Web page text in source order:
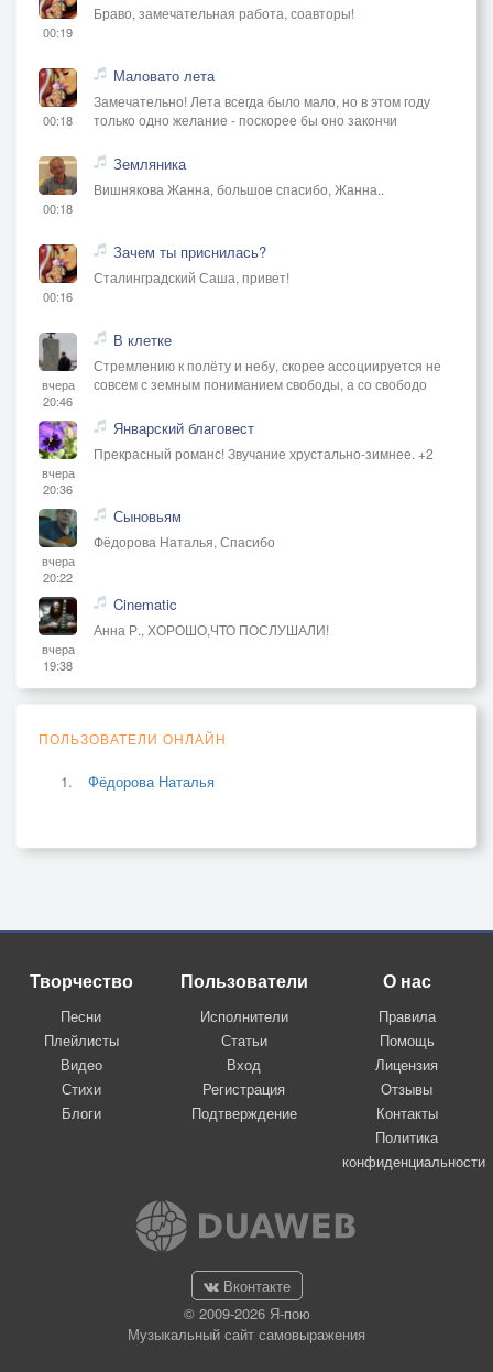
00:19
Браво, замечательная работа, соавторы!
00:18
Маловато лета
Замечательно! Лета всегда было мало, но в этом году
только одно желание - поскорее бы оно закончи
00:18
Земляника
Вишнякова Жанна, большое спасибо, Жанна..
00:16
Зачем ты приснилась?
Сталинградский Саша, привет!
вчера
20:46
В клетке
Стремлению к полёту и небу, скорее ассоциируется не
совсем с земным пониманием свободы, а со свободо
вчера
20:36
Январский благовест
Прекрасный романс! Звучание хрустально-зимнее. +2
вчера
20:22
Сыновьям
Фёдорова Наталья, Спасибо
вчера
19:38
Cinematic
Анна Р., ХОРОШО,ЧТО ПОСЛУШАЛИ!
ПОЛЬЗОВАТЕЛИ ОНЛАЙН
Фёдорова Наталья
Творчество
Песни
Плейлисты
Видео
Стихи
Блоги
Пользователи
Исполнители
Статьи
Вход
Регистрация
Подтверждение
О нас
Правила
Помощь
Лицензия
Отзывы
Контакты
Политика
конфиденциальности
Вконтакте
© 2009-2026 Я-пою
Музыкальный сайт самовыражения